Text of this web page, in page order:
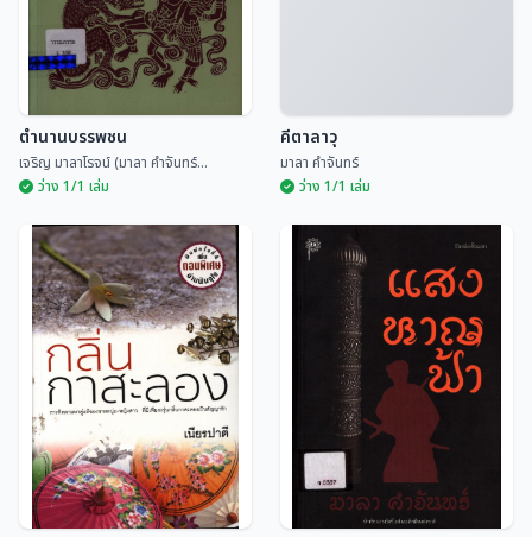
ตำนานบรรพชน
เจริญ มาลาโรจน์ (มาลา คำจันทร์...
ตำนานบรรพชน
เจริญ มาลาโรจน์ (มาลา คำจันทร์...
ว่าง 1/1 เล่ม
คีตาลาวุ
มาลา คำจันทร์
คีตาลาวุ
มาลา คำจันทร์
ว่าง 1/1 เล่ม